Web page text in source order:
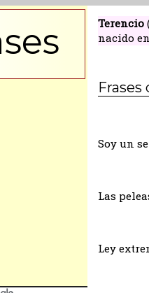
Terencio
nacido
Frases
Soy un
Las
Ley